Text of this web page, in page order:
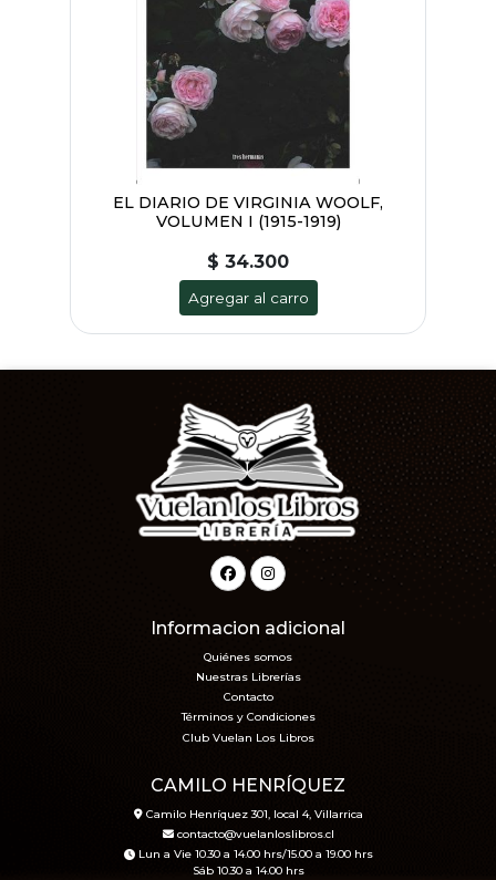
EL DIARIO DE VIRGINIA WOOLF,
VOLUMEN I (1915-1919)
$ 34.300
Agregar al carro
Informacion adicional
Quiénes somos
Nuestras Librerías
Contacto
Términos y Condiciones
Club Vuelan Los Libros
CAMILO HENRÍQUEZ
Camilo Henríquez 301, local 4, Villarrica
contacto@vuelanloslibros.cl
Lun a Vie 10.30 a 14.00 hrs/15.00 a 19.00 hrs
Sáb 10.30 a 14.00 hrs